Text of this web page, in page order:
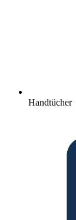
Handtücher